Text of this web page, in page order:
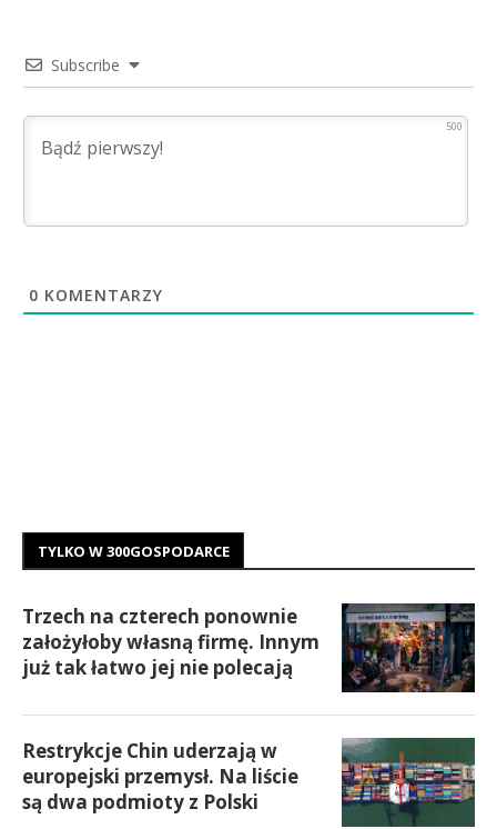
Subscribe
500
0 KOMENTARZY
TYLKO W 300GOSPODARCE
Trzech na czterech ponownie
założyłoby własną firmę. Innym
już tak łatwo jej nie polecają
Restrykcje Chin uderzają w
europejski przemysł. Na liście
są dwa podmioty z Polski